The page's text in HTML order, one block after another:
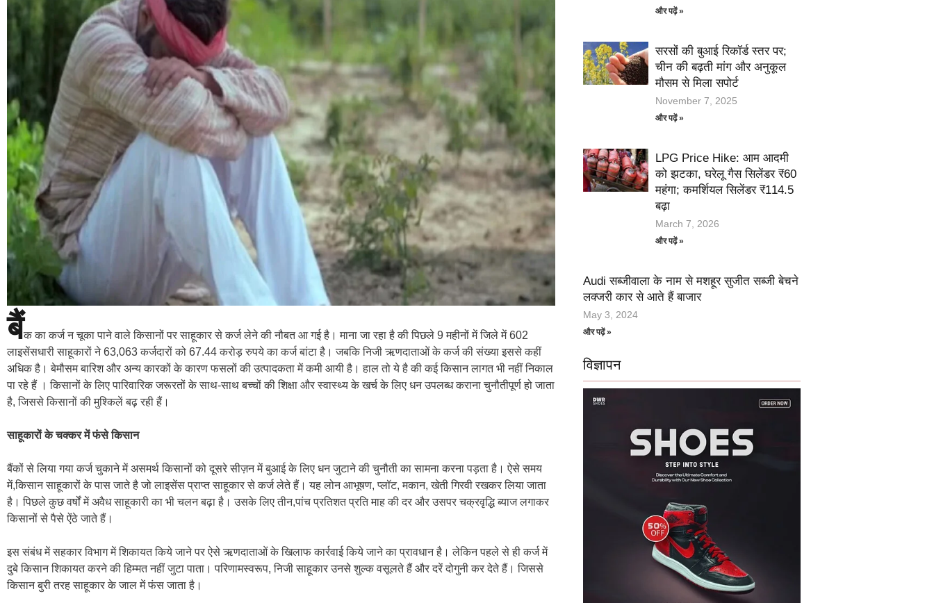
बैंक का कर्ज न चूका पाने वाले किसानों पर साहूकार से कर्ज लेने की नौबत आ गई है। माना जा रहा है की पिछले 9 महीनों में जिले में 602
लाइसेंसधारी साहूकारों ने 63,063 कर्जदारों को 67.44 करोड़ रुपये का कर्ज बांटा है। जबकि निजी ऋणदाताओं के कर्ज की संख्या इससे कहीं
अधिक है। बेमौसम बारिश और अन्य कारकों के कारण फसलों की उत्पादकता में कमी आयी है। हाल तो ये है की कई किसान लागत भी नहीं निकाल
पा रहे हैं । किसानों के लिए पारिवारिक जरूरतों के साथ-साथ बच्चों की शिक्षा और स्वास्थ्य के खर्च के लिए धन उपलब्ध कराना चुनौतीपूर्ण हो जाता
है, जिससे किसानों की मुश्किलें बढ़ रही हैं।
साहूकारों के चक्कर में फंसे किसान
बैंकों से लिया गया कर्ज चुकाने में असमर्थ किसानों को दूसरे सीज़न में बुआई के लिए धन जुटाने की चुनौती का सामना करना पड़ता है। ऐसे समय
में,किसान साहूकारों के पास जाते है जो लाइसेंस प्राप्त साहूकार से कर्ज लेते हैं। यह लोन आभूषण, प्लॉट, मकान, खेती गिरवी रखकर लिया जाता
है। पिछले कुछ वर्षों में अवैध साहूकारी का भी चलन बढ़ा है। उसके लिए तीन,पांच प्रतिशत प्रति माह की दर और उसपर चक्रवृद्धि ब्याज लगाकर
किसानों से पैसे ऐंठे जाते हैं।
इस संबंध में सहकार विभाग में शिकायत किये जाने पर ऐसे ऋणदाताओं के खिलाफ कार्रवाई किये जाने का प्रावधान है। लेकिन पहले से ही कर्ज में
दुबे किसान शिकायत करने की हिम्मत नहीं जुटा पाता। परिणामस्वरूप, निजी साहूकार उनसे शुल्क वसूलते हैं और दरें दोगुनी कर देते हैं। जिससे
किसान बुरी तरह साहूकार के जाल में फंस जाता है।
और पढ़ें »
सरसों की बुआई रिकॉर्ड स्तर पर;
चीन की बढ़ती मांग और अनुकूल
मौसम से मिला सपोर्ट
November 7, 2025
और पढ़ें »
LPG Price Hike: आम आदमी
को झटका, घरेलू गैस सिलेंडर ₹60
महंगा; कमर्शियल सिलेंडर ₹114.5
बढ़ा
March 7, 2026
और पढ़ें »
Audi सब्जीवाला के नाम से मशहूर सुजीत सब्जी बेचने
लक्जरी कार से आते हैं बाजार
May 3, 2024
और पढ़ें »
विज्ञापन